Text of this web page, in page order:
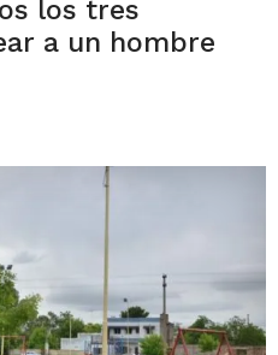
los tres
a un hombre